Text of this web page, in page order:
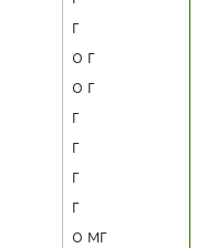
г
0 г
0 г
г
г
г
г
0 мг